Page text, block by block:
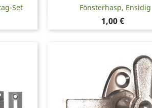
Set Fönsterhasp, Ensidig
Pris
1,00 €
Snabbvy